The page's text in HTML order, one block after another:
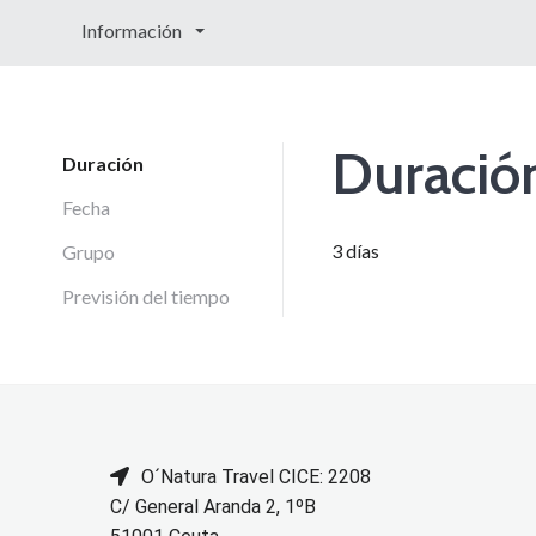
Información
Duración
Fecha
Grupo
Previsión del tiempo
3 días
O´Natura Travel CICE: 2208
C/ General Aranda 2, 1ºB